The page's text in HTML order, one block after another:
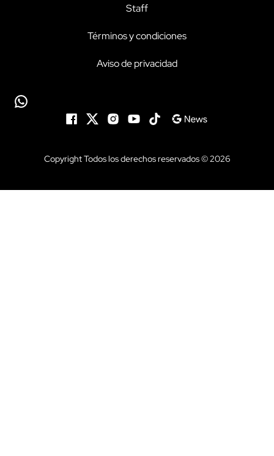
Staff
Términos y condiciones
Aviso de privacidad
Copyright Todos los derechos reservados © 2026